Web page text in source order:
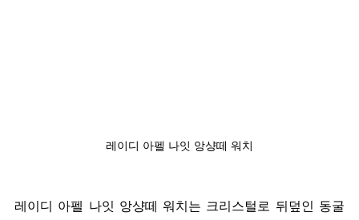
레이디 아펠 나잇 앙샹떼 워치
레이디 아펠 나잇 앙샹떼 워치는 크리스털로 뒤덮인 동굴